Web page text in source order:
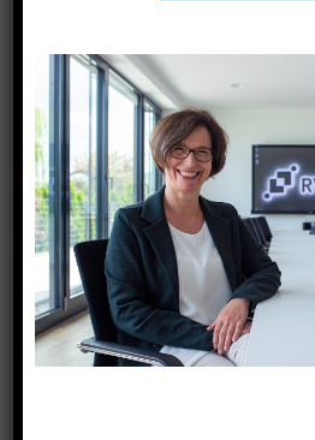
Die Frage, wer eine Hecke
hoch sie sein darf und
Grundstücksgrenze einhalten
Bereich des Nachbarrechts
Bundesländer. Hecken sind im
definiert als eine enge
gleichartiger Gehölze, die
Eindruck als Einheit vermitteln.
Auch wenn bestimmte
Bambus – botanisch zu den